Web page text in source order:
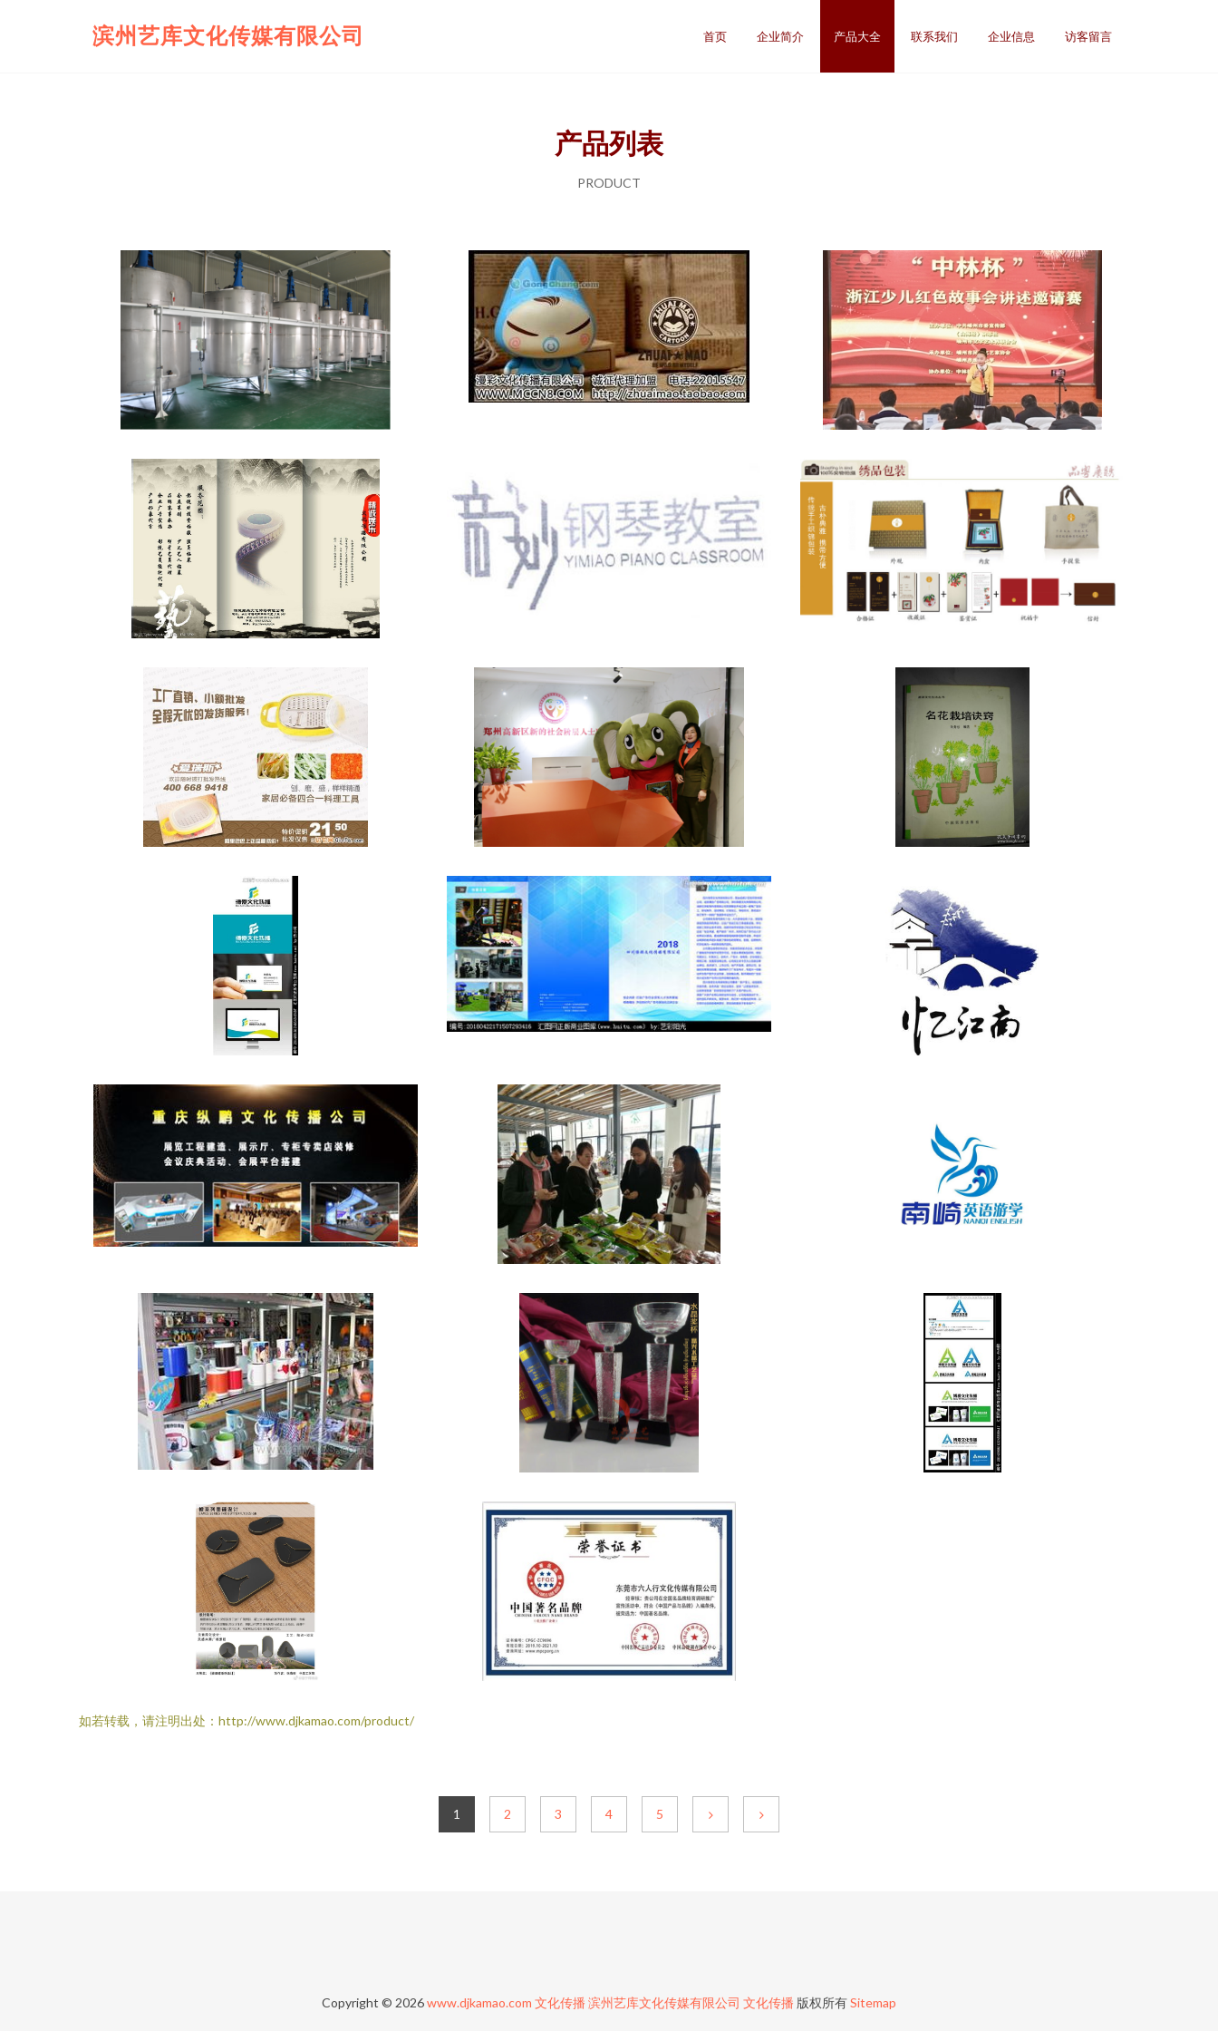
滨州艺库文化传媒有限公司 首页 企业简介 产品大全 联系我们 企业信息 访客留言
产品列表
PRODUCT
如若转载，请注明出处：http://www.djkamao.com/product/
1 2 3 4 5
Copyright © 2026www.djkamao.com 文化传播 滨州艺库文化传媒有限公司 文化传播 版权所有Sitemap